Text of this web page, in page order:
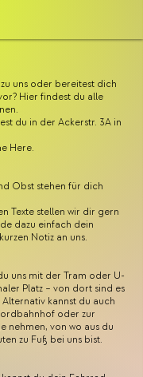
uns oder bereitest dich
Hier findest du alle
du in der Ackerstr. 3A in
Here.
Obst stehen für dich
Texte stellen wir dir gern
dazu einfach dein
Notiz an uns.
uns mit der Tram oder U-
Platz – von dort sind es
kannst du auch
oder zur
nehmen, von wo aus du
zu Fuß bei uns bist.